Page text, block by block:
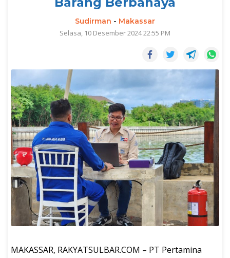
Sudirman - Makassar
Selasa, 10 Desember 2024 22:55 PM
MAKASSAR, RAKYATSULBAR.COM – PT Pertamina